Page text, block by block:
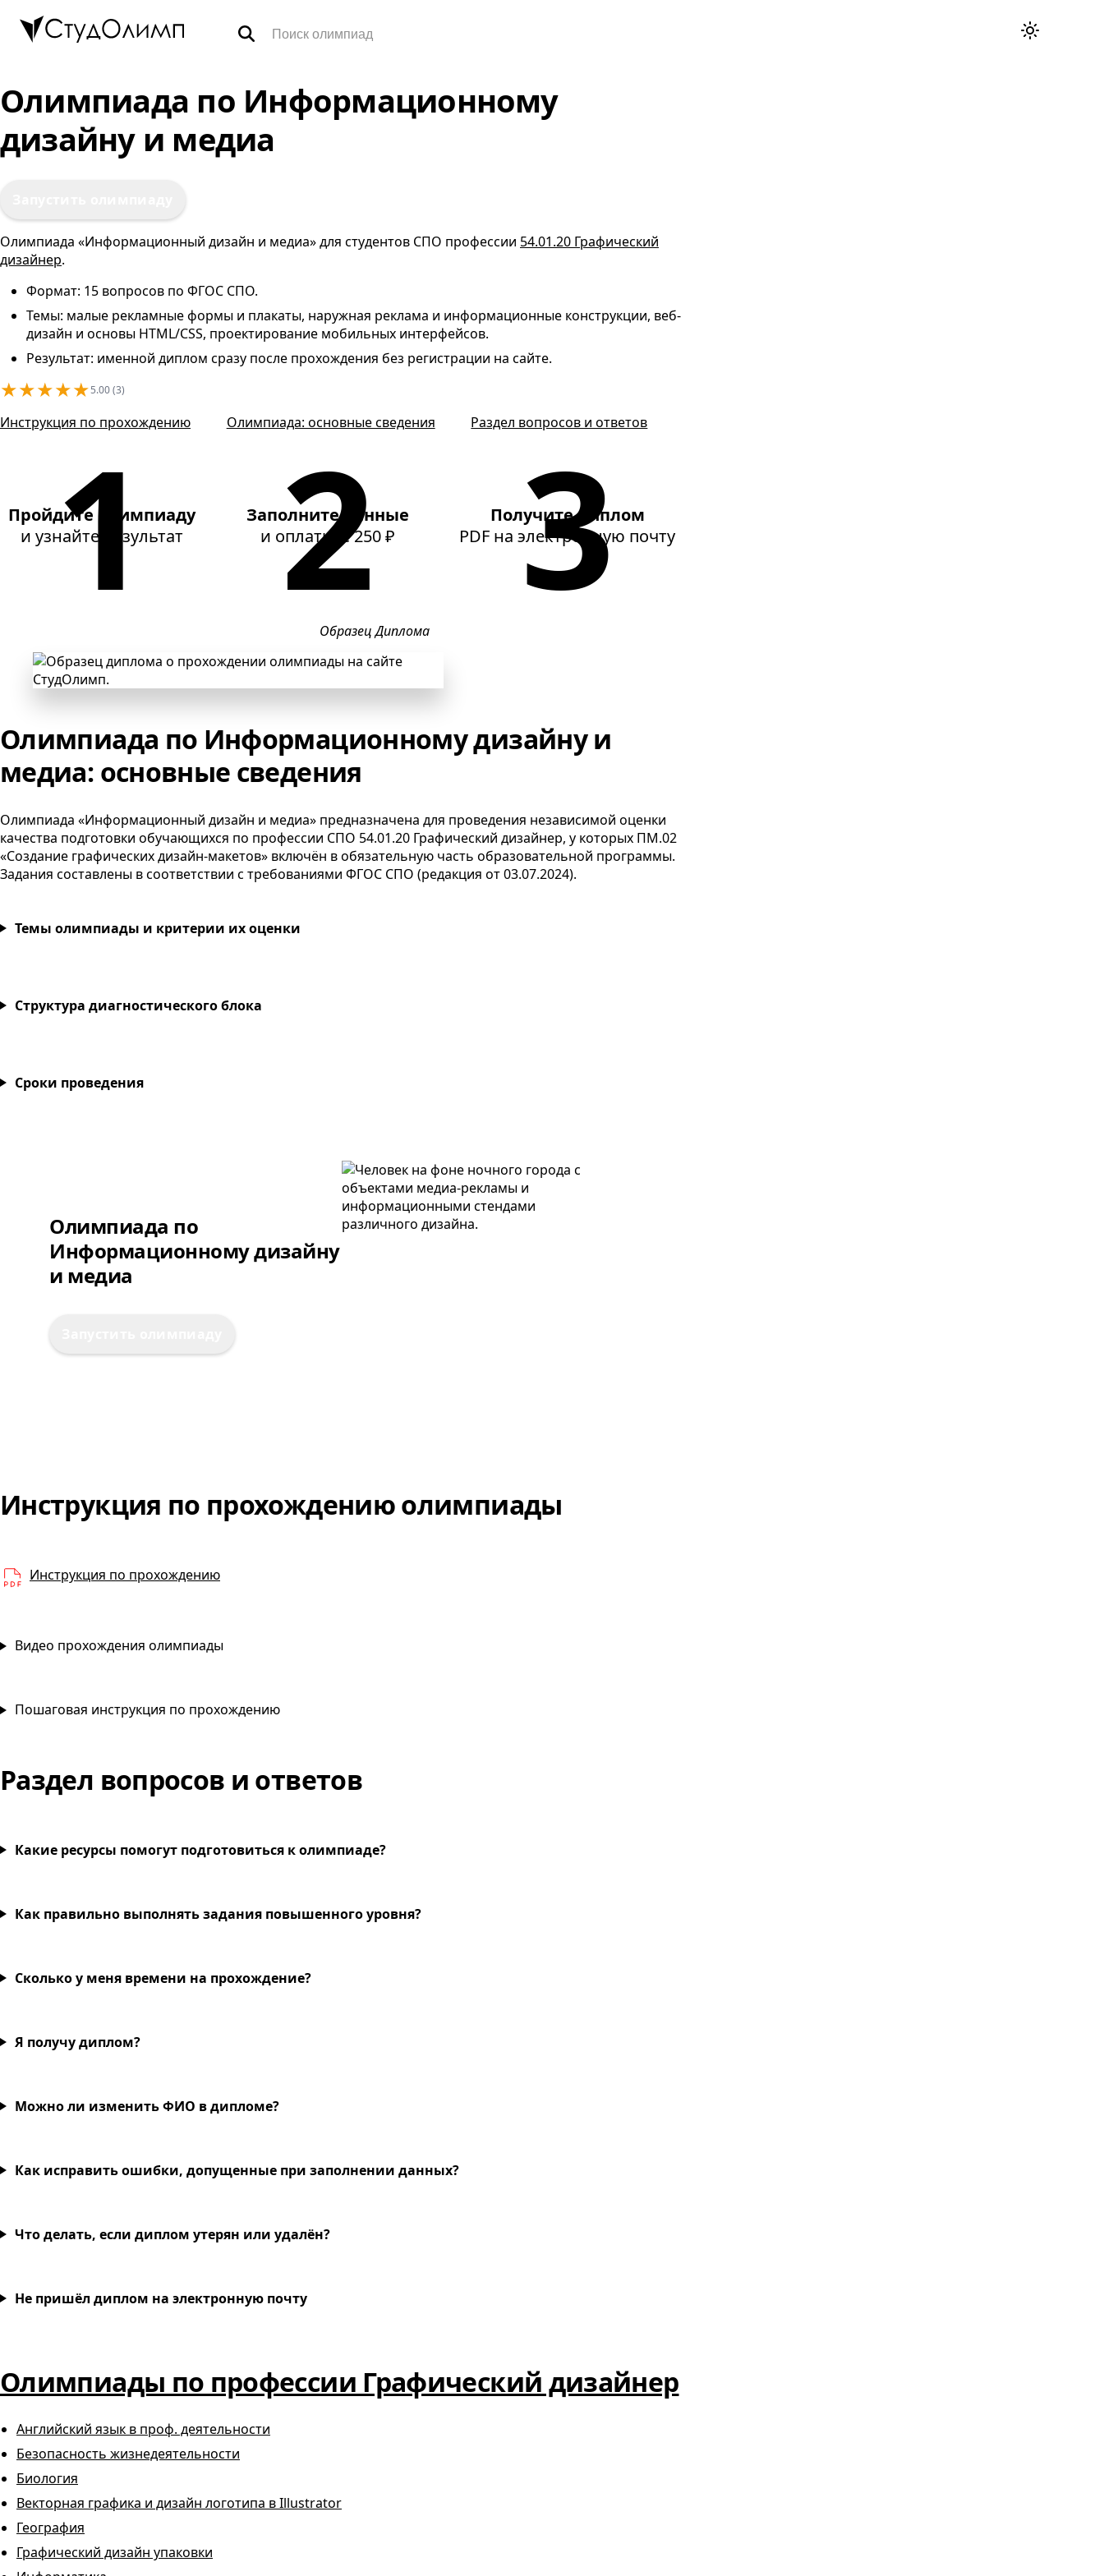
Олимпиада по Информационному
дизайну и медиа
Олимпиада «Информационный дизайн и медиа» для студентов СПО профессии 54.01.20 Графический
дизайнер.
Формат: 15 вопросов по ФГОС СПО.
Темы: малые рекламные формы и плакаты, наружная реклама и информационные конструкции, веб-
дизайн и основы HTML/CSS, проектирование мобильных интерфейсов.
Результат: именной диплом сразу после прохождения без регистрации на сайте.
★★★★★5.00 (3)
Инструкция по прохождению Олимпиада: основные сведения Раздел вопросов и ответов
Пройдите олимпиаду
и узнайте результат
Заполните данные
и оплатите250 ₽
Получите диплом
PDF на электронную почту
Образец Диплома
Олимпиада по Информационному дизайну и
медиа: основные сведения
Олимпиада «Информационный дизайн и медиа» предназначена для проведения независимой оценки
качества подготовки обучающихся по профессии СПО 54.01.20 Графический дизайнер, у которых ПМ.02
«Создание графических дизайн-макетов» включён в обязательную часть образовательной программы.
Задания составлены в соответствии с требованиями ФГОС СПО (редакция от03.07.2024).
Темы олимпиады и критерии их оценки
Структура диагностического блока
Сроки проведения
Олимпиада по
Информационному дизайну
и медиа
Инструкция по прохождению олимпиады
Инструкция по прохождению
PDF
Видео прохождения олимпиады
Пошаговая инструкция по прохождению
Раздел вопросов и ответов
Какие ресурсы помогут подготовиться к олимпиаде?
Как правильно выполнять задания повышенного уровня?
Сколько у меня времени на прохождение?
Я получу диплом?
Можно ли изменить ФИО в дипломе?
Как исправить ошибки, допущенные при заполнении данных?
Что делать, если диплом утерян или удалён?
Не пришёл диплом на электронную почту
Олимпиады по профессии Графический дизайнер
Английский язык в проф. деятельности
Безопасность жизнедеятельности
Биология
Векторная графика и дизайн логотипа в Illustrator
География
Графический дизайн упаковки
Специальности
Корзина
Контакты